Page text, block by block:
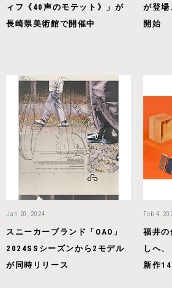
ィフ《40声のモテット》」が
長崎県美術館で開催中
が登
開始
Jan 20, 2024
スニーカーブランド「OAO」
2024SSシーズンから2モデル
が同時リリース
Feb 4,
福井の
しへ
新作